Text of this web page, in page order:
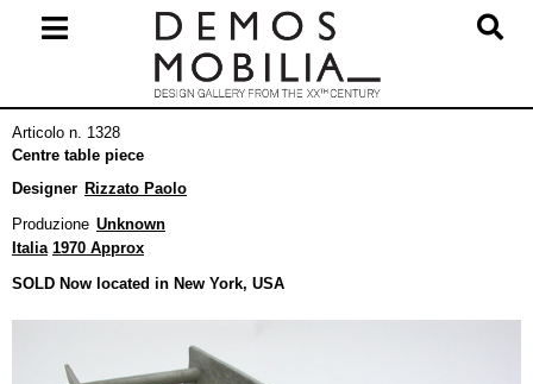
primario
navigzione
Articolo n. 1328
Centre table piece
Designer Rizzato Paolo
Produzione Unknown
Italia 1970 Approx
SOLD Now located in New York, USA